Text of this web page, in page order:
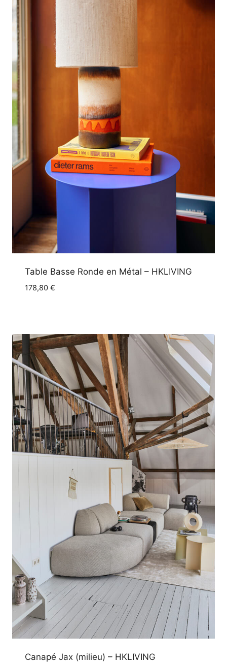
Table Basse Ronde en Métal – HKLIVING
178,80 €
Canapé Jax (milieu) – HKLIVING